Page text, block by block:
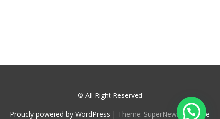
© All Right Reserved
Proudly powered by WordPress | Theme: SuperNews byAcme